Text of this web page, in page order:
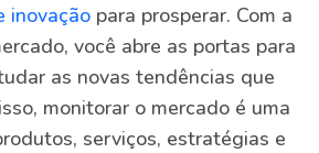
inovação para prosperar. Com a
você abre as portas para
as novas tendências que
monitorar o mercado é uma
serviços, estratégias e